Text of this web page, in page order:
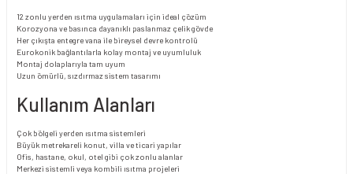
12 zonlu yerden ısıtma uygulamaları için ideal çözüm
Korozyona ve basınca dayanıklı paslanmaz çelik gövde
Her çıkışta entegre vana ile bireysel devre kontrolü
Eurokonik bağlantılarla kolay montaj ve uyumluluk
Montaj dolaplarıyla tam uyum
Uzun ömürlü, sızdırmaz sistem tasarımı
Kullanım Alanları
Çok bölgeli yerden ısıtma sistemleri
Büyük metrekareli konut, villa ve ticari yapılar
Ofis, hastane, okul, otel gibi çok zonlu alanlar
Merkezi sistemli veya kombili ısıtma projeleri